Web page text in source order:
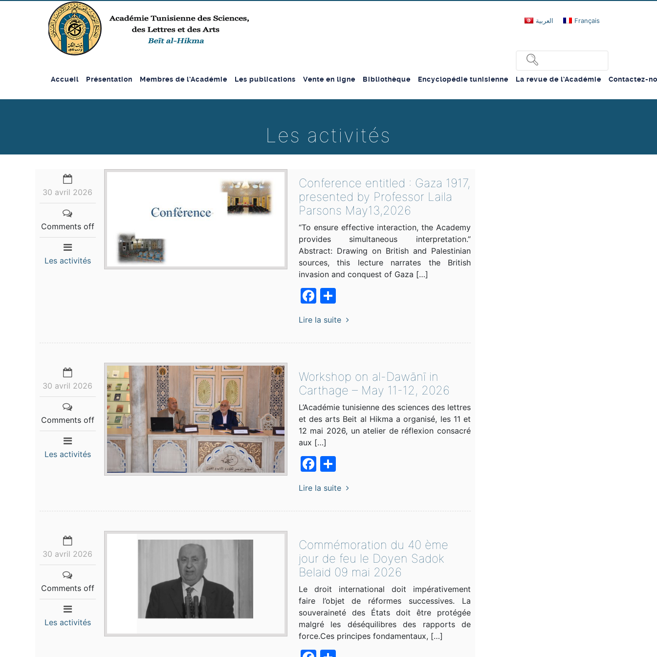
العربية Français
Accueil Présentation Membres de l’Académie Les publications Vente en ligne Bibliothèque Encyclopédie tunisienne La revue de l’Académie Contactez-
Les activités
Conference entitled : Gaza 1917,
presented by Professor Laila
Parsons May13,2026
“To ensure effective interaction, the Academy
provides simultaneous interpretation.”
Abstract: Drawing on British and Palestinian
sources, this lecture narrates the British
invasion and conquest of Gaza […]
Facebook
Partager
Lire la suite
30 avril 2026
Comments off
Les activités
Workshop on al-Dawānī in
Carthage – May 11-12, 2026
L’Académie tunisienne des sciences des lettres
et des arts Beit al Hikma a organisé, les 11 et
12 mai 2026, un atelier de réflexion consacré
aux […]
Facebook
Partager
Lire la suite
30 avril 2026
Comments off
Les activités
Commémoration du 40 ème
jour de feu le Doyen Sadok
Belaid 09 mai 2026
Le droit international doit impérativement
faire l’objet de réformes successives. La
souveraineté des États doit être protégée
malgré les déséquilibres des rapports de
force.Ces principes fondamentaux, […]
30 avril 2026
Comments off
Les activités